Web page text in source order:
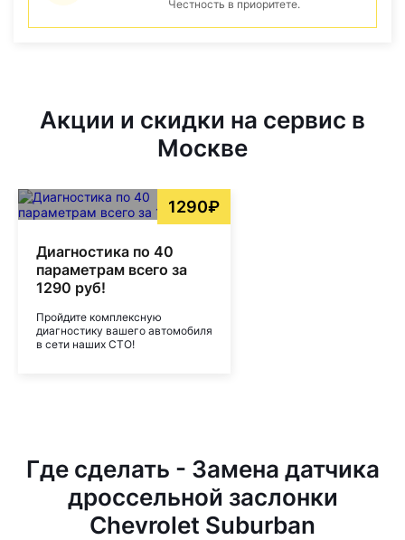
Честность в приоритете.
Акции и скидки на сервис в
Москве
1290₽
Диагностика по 40
параметрам всего за
1290 руб!
Пройдите комплексную
диагностику вашего автомобиля
в сети наших СТО!
Где сделать - Замена датчика
дроссельной заслонки
Chevrolet Suburban